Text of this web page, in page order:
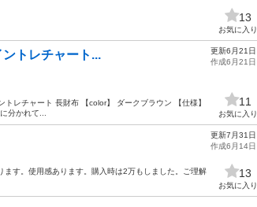
13
お気に入り
トレチャート...
レチャート 長財布 【color】 ダークブラウン 【仕様】
分かれて...
更新6月21日
作成6月21日
11
お気に入り
す。使用感あります。購入時は2万もしました。ご理解
更新7月31日
作成6月14日
13
お気に入り